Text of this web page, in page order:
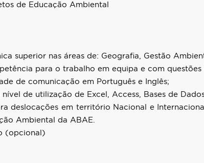
de Educação Ambiental
superior nas áreas de: Geografia, Gestão
para o trabalho em equipa e com
de comunicação em Português e Inglês;
nível de utilização de Excel, Access, Bases de
deslocações em território Nacional e
Ambiental da ABAE.
(opcional)